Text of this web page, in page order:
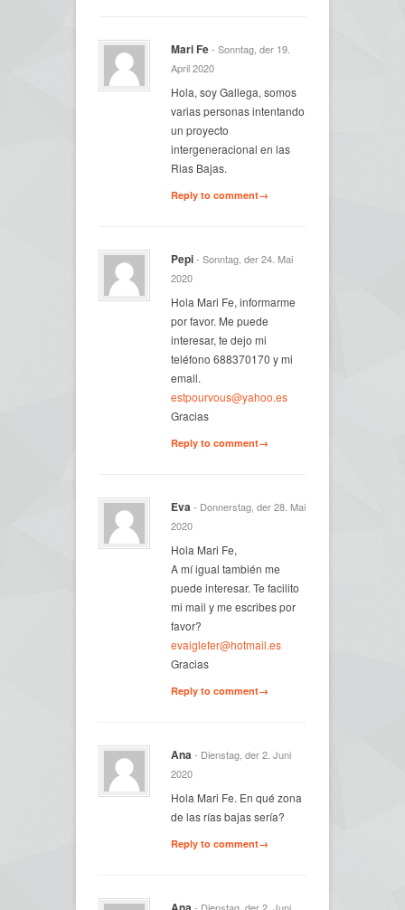
Mari Fe- Sonntag, der 19.
April 2020
Hola, soy Gallega, somos
varias personas intentando
un proyecto
intergeneracional en las
Rias Bajas.
Reply to comment→
Pepi- Sonntag, der 24. Mai
2020
Hola Mari Fe, informarme
por favor. Me puede
interesar, te dejo mi
teléfono 688370170 y mi
email.
estpourvous@yahoo.es
Gracias
Reply to comment→
Eva- Donnerstag, der 28. Mai
2020
Hola Mari Fe,
A mí igual también me
puede interesar. Te facilito
mi mail y me escribes por
favor?
evaiglefer@hotmail.es
Gracias
Reply to comment→
Ana- Dienstag, der 2. Juni
2020
Hola Mari Fe. En qué zona
de las rías bajas sería?
Reply to comment→
- Dienstag, der 2. Juni